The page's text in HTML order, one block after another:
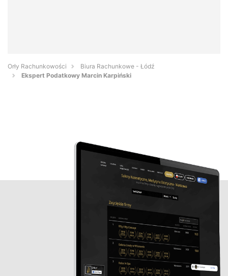
Orły Rachunkowości
Biura Rachunkowe - Łódź
Ekspert Podatkowy Marcin Karpiński